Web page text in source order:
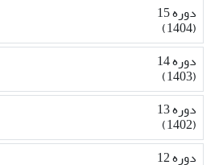
دوره 15
(1404)
دوره 14
(1403)
دوره 13
(1402)
دوره 12